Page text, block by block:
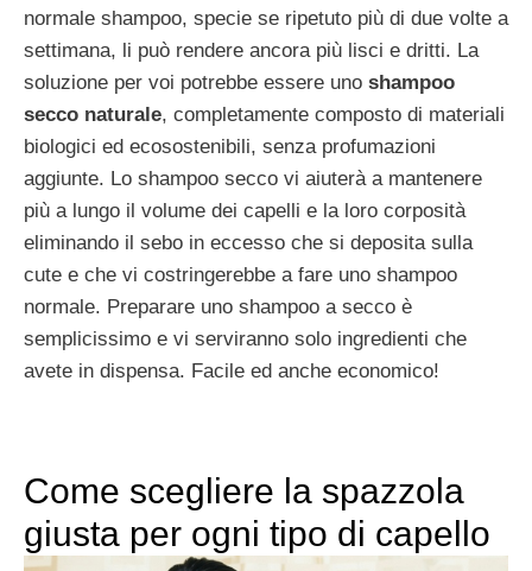
normale shampoo, specie se ripetuto più di due volte a
settimana, li può rendere ancora più lisci e dritti. La
soluzione per voi potrebbe essere uno shampoo
secco naturale, completamente composto di materiali
biologici ed ecosostenibili, senza profumazioni
aggiunte. Lo shampoo secco vi aiuterà a mantenere
più a lungo il volume dei capelli e la loro corposità
eliminando il sebo in eccesso che si deposita sulla
cute e che vi costringerebbe a fare uno shampoo
normale. Preparare uno shampoo a secco è
semplicissimo e vi serviranno solo ingredienti che
avete in dispensa. Facile ed anche economico!
Come scegliere la spazzola
giusta per ogni tipo di capello